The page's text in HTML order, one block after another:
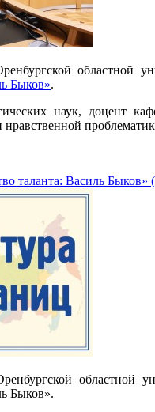
областной
Быков».
наук, доцент
нравственной
таланта: Василь Быков»
областной
Быков».